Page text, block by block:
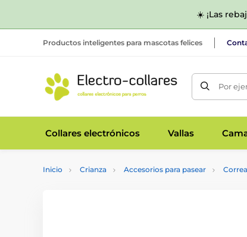
☀️ ¡Las
Productos inteligentes para mascotas felices
Por
Collares electrónicos Vallas
Inicio Crianza Accesorios para pasear